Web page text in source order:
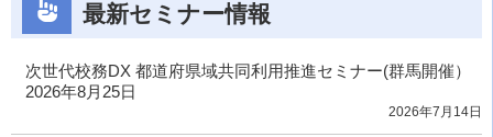
最新セミナー情報
次世代校務DX 都道府県域共同利用推進セミナー(群馬開催）
2026年8月25日
2026年7月14日